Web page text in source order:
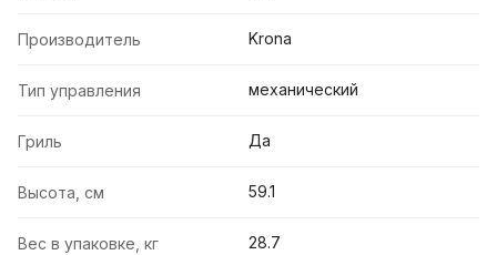
Производитель Krona
Тип управления механический
Гриль Да
Высота, см 59.1
Вес в упаковке, кг 28.7